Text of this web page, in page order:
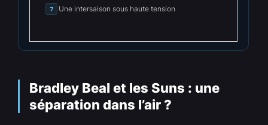
7 Une intersaison sous haute tension
Bradley Beal et les Suns : une
séparation dans l’air ?